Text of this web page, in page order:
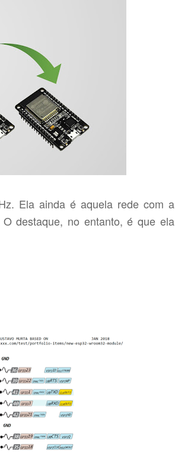
Ela ainda é aquela rede com a
destaque, no entanto, é que ela